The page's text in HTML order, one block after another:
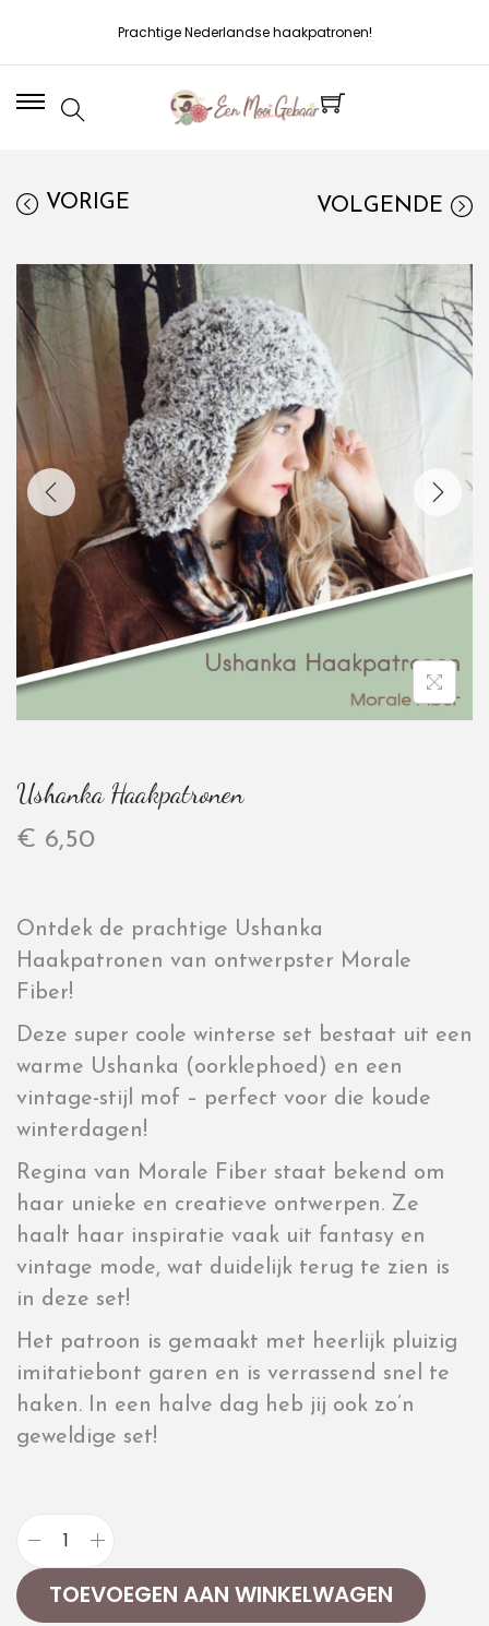
Prachtige Nederlandse haakpatronen!
VORIGE VOLGENDE
Ushanka Haakpatronen
€ 6,50
Ontdek de prachtige Ushanka
Haakpatronen van ontwerpster Morale
Fiber!
Deze super coole winterse set bestaat uit een
warme Ushanka (oorklephoed) en een
vintage-stijl mof – perfect voor die koude
winterdagen!
Regina van Morale Fiber staat bekend om
haar unieke en creatieve ontwerpen. Ze
haalt haar inspiratie vaak uit fantasy en
vintage mode, wat duidelijk terug te zien is
in deze set!
Het patroon is gemaakt met heerlijk pluizig
imitatiebont garen en is verrassend snel te
haken. In een halve dag heb jij ook zo’n
geweldige set!
TOEVOEGEN AAN WINKELWAGEN